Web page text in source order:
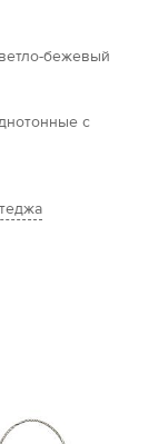
бежевый
с